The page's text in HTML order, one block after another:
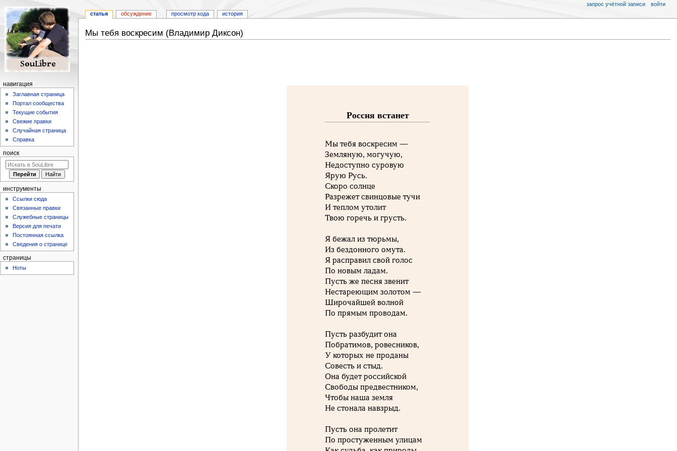
Мы тебя воскресим (Владимир Диксон)
Россия встанет
Мы тебя воскресим —
Земляную, могучую,
Недоступно суровую
Ярую Русь.
Скоро солнце
Разрежет свинцовые тучи
И теплом утолит
Твою горечь и грусть.
Я бежал из тюрьмы,
Из бездонного омута.
Я расправил свой голос
По новым ладам.
Пусть же песня звенит
Нестареющим золотом —
Широчайшей волной
По прямым проводам.
Пусть разбудит она
Побратимов, ровесников,
У которых не проданы
Совесть и стыд.
Она будет российской
Свободы предвестником,
Чтобы наша земля
Не стонала навзрыд.
Пусть она пролетит
По простуженным улицам
статья обсуждение просмотр кода история
запрос учётной записи войти
навигация
Заглавная страница
Портал сообщества
Текущие события
Свежие правки
Случайная страница
Справка
поиск
инструменты
Ссылки сюда
Связанные правки
Служебные страницы
Версия для печати
Постоянная ссылка
Сведения о странице
страницы
Ноты